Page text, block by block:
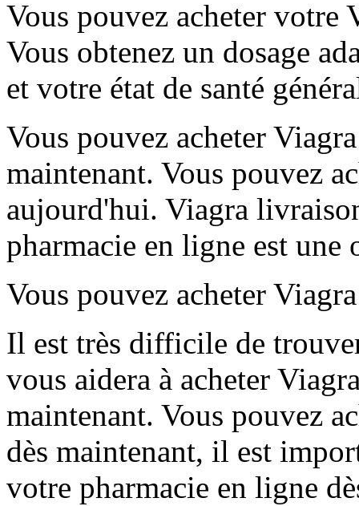
Vous pouvez acheter votre
Vous obtenez un dosage
et votre état de santé
Vous pouvez acheter
maintenant. Vous pouvez
aujourd'hui. Viagra
pharmacie en ligne est
Vous pouvez acheter
Il est très difficile de
vous aidera à acheter
maintenant. Vous pouvez
dès maintenant, il est
votre pharmacie en ligne